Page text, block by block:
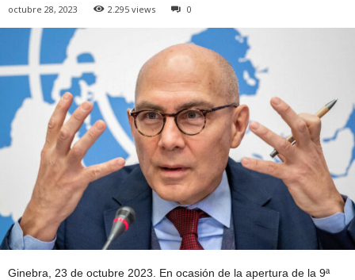
octubre 28, 2023 2.295 views 0
Ginebra, 23 de octubre 2023. En ocasión de la apertura de la 9ª